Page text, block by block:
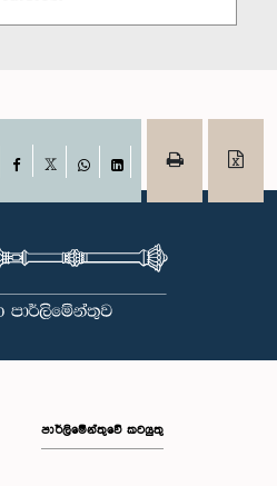
Facebook
WhatsAppLinkedIn
පාර්ලිමේන්තුවේ කටයුතු